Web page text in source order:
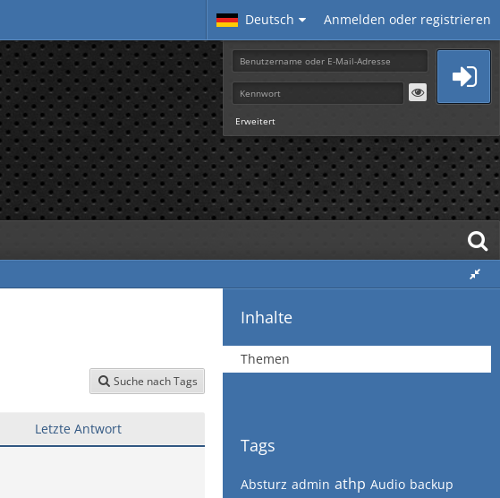
Deutsch Anmelden oder registrieren
Erweitert
Suche nach Tags
Letzte Antwort
Inhalte
Themen
Tags
Absturz admin athp Audio backup